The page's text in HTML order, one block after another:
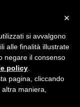
“La
×
si avvalgono
alle finalità illustrate
negare il consenso
policy
pagina, cliccando
maniera,